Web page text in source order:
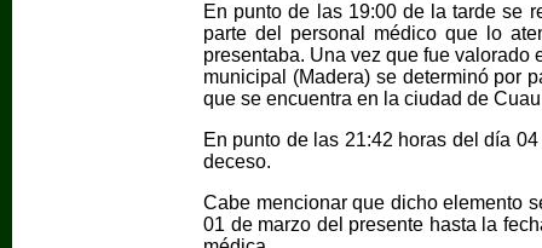
En punto de las 19:00 de la tarde se
parte del personal médico que lo
presentaba. Una vez que fue
municipal (Madera) se determinó por
que se encuentra en la ciudad de
En punto de las 21:42 horas del día
deceso.
Cabe mencionar que dicho elemento
01 de marzo del presente hasta la